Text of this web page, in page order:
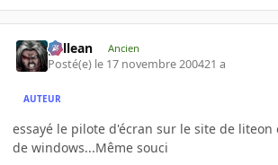
gallean Ancien
Posté(e) le 17 novembre 200421 a
AUTEUR
essayé le pilote d'écran sur le site de
de windows...Même souci